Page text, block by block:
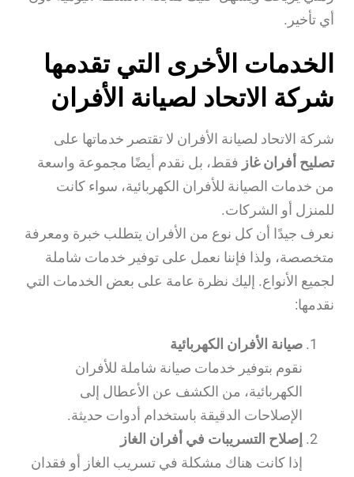
أي تأخير.
الخدمات الأخرى التي تقدمها
شركة الاتحاد لصيانة الأفران
شركة الاتحاد لصيانة الأفران لا تقتصر خدماتها على
تصليح أفران غاز فقط، بل نقدم أيضًا مجموعة واسعة
من خدمات الصيانة للأفران الكهربائية، سواء كانت
للمنزل أو الشركات.
نعرف جيدًا أن كل نوع من الأفران يتطلب خبرة ومعرفة
متخصصة، ولذا فإننا نعمل على توفير خدمات شاملة
لجميع الأنواع. إليك نظرة عامة على بعض الخدمات التي
نقدمها:
صيانة الأفران الكهربائية
نقوم بتوفير خدمات صيانة شاملة للأفران
الكهربائية، من الكشف عن الأعطال إلى
الإصلاحات الدقيقة باستخدام أدوات حديثة.
إصلاح التسريبات في أفران الغاز
إذا كانت هناك مشكلة في تسريب الغاز أو فقدان